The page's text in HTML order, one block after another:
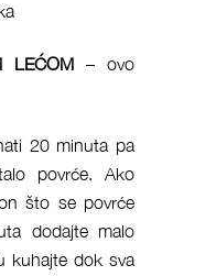
LEĆOM – ovo
20 minuta pa
povrće. Ako
što se povrće
dodajte malo
kuhajte dok sva